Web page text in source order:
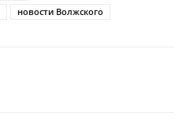
новости Волжского